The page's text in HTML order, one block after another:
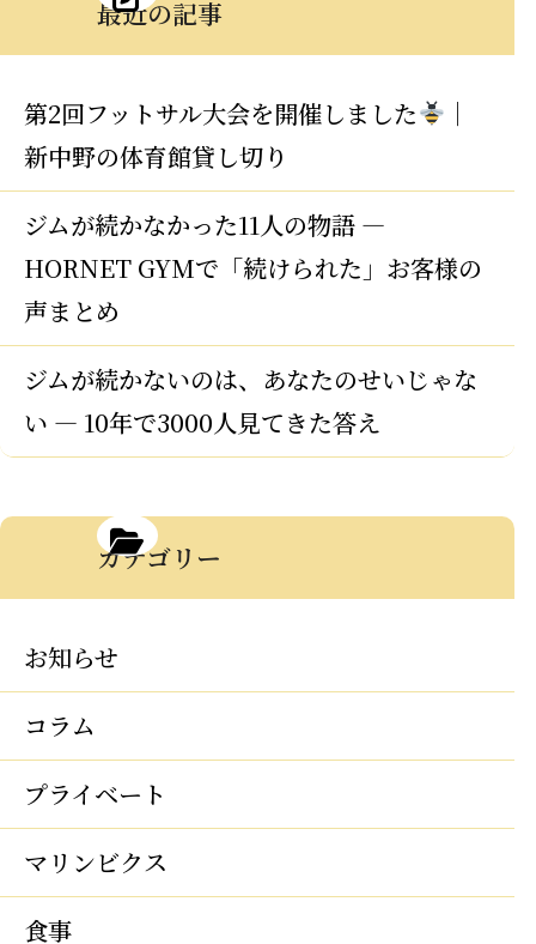
最近の記事
第2回フットサル大会を開催しました
｜
新中野の体育館貸し切り
ジムが続かなかった11人の物語 —
HORNET GYMで「続けられた」お客様の
声まとめ
ジムが続かないのは、あなたのせいじゃな
い — 10年で3000人見てきた答え
カテゴリー
お知らせ
コラム
プライベート
マリンビクス
食事